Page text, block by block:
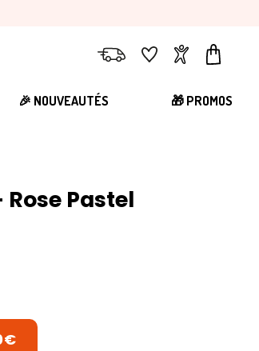
LivraisonFavorisComptePanier
🎉 NOUVEAUTÉS 🎁 PROMOS
Pastel